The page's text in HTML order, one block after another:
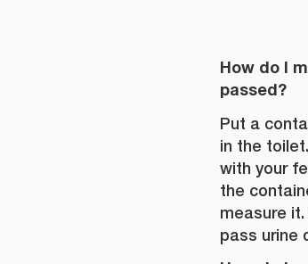
How do I
passed?
Put a
in the
with your
the
measure
pass urine